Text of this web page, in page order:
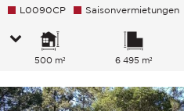
L0090CP Saisonvermietungen
500 m² 6 495 m²